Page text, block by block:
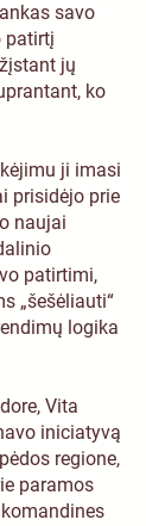
savo
patirtį
jų
ko
ji imasi
prisidėjo prie
naujai
patirtimi,
„šešėliauti“
logika
Vita
iniciatyvą
regione,
paramos